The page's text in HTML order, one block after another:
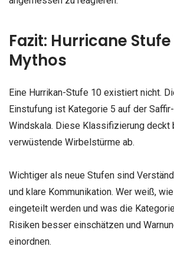
Fazit: Hurricane Stufe
Mythos
Eine Hurrikan-Stufe 10 existiert nicht.
Einstufung ist Kategorie 5 auf der
Windskala. Diese Klassifizierung deckt
verwüstende Wirbelstürme ab.
Wichtiger als neue Stufen sind
und klare Kommunikation. Wer weiß,
eingeteilt werden und was die
Risiken besser einschätzen und
einordnen.